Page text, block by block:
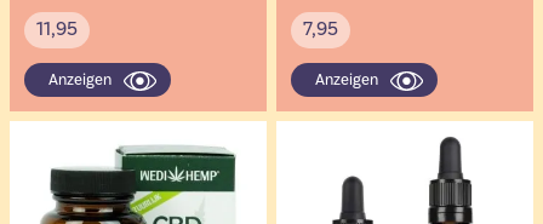
11,95
Anzeigen
7,95
Anzeigen